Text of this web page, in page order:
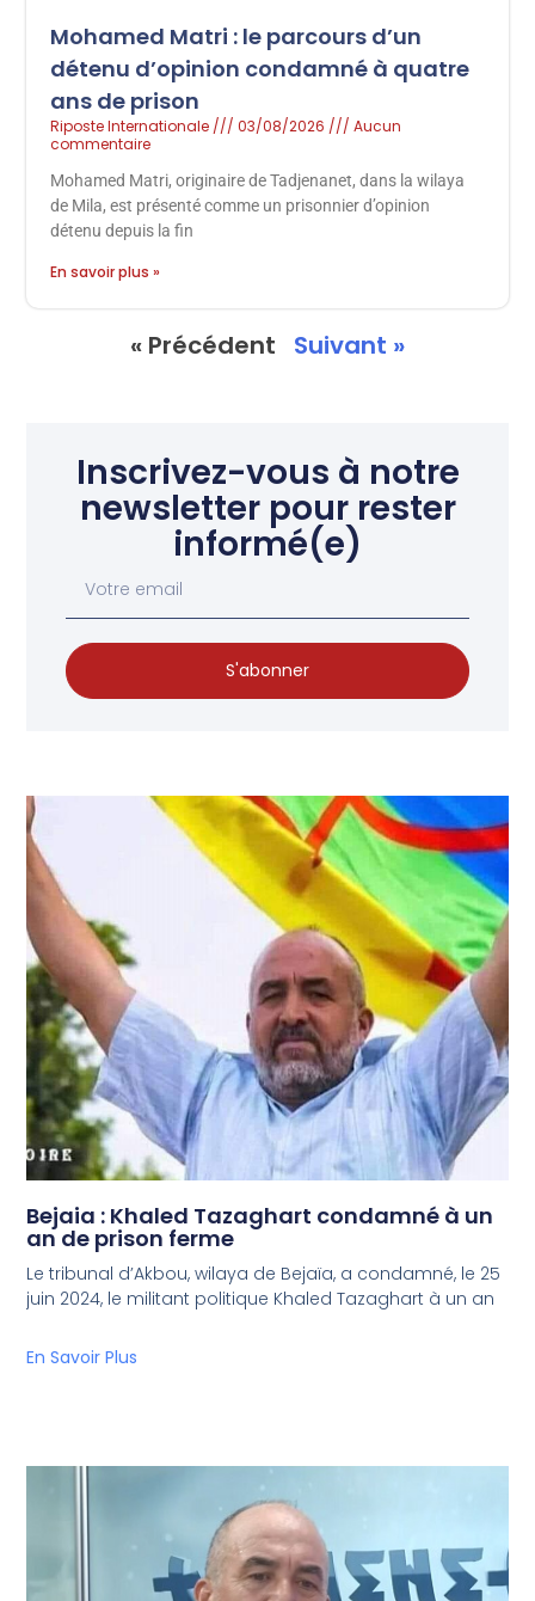
Mohamed Matri : le parcours d’un
détenu d’opinion condamné à quatre
ans de prison
Riposte Internationale 03/08/2026
Aucun
commentaire
Mohamed Matri, originaire de Tadjenanet, dans la wilaya
de Mila, est présenté comme un prisonnier d’opinion
détenu depuis la fin
En savoir plus »
« Précédent Suivant »
Inscrivez-vous à notre
newsletter pour rester
informé(e)
S'abonner
Bejaia : Khaled Tazaghart condamné à un
an de prison ferme
Le tribunal d’Akbou, wilaya de Bejaïa, a condamné, le 25
juin 2024, le militant politique Khaled Tazaghart à un an
En Savoir Plus